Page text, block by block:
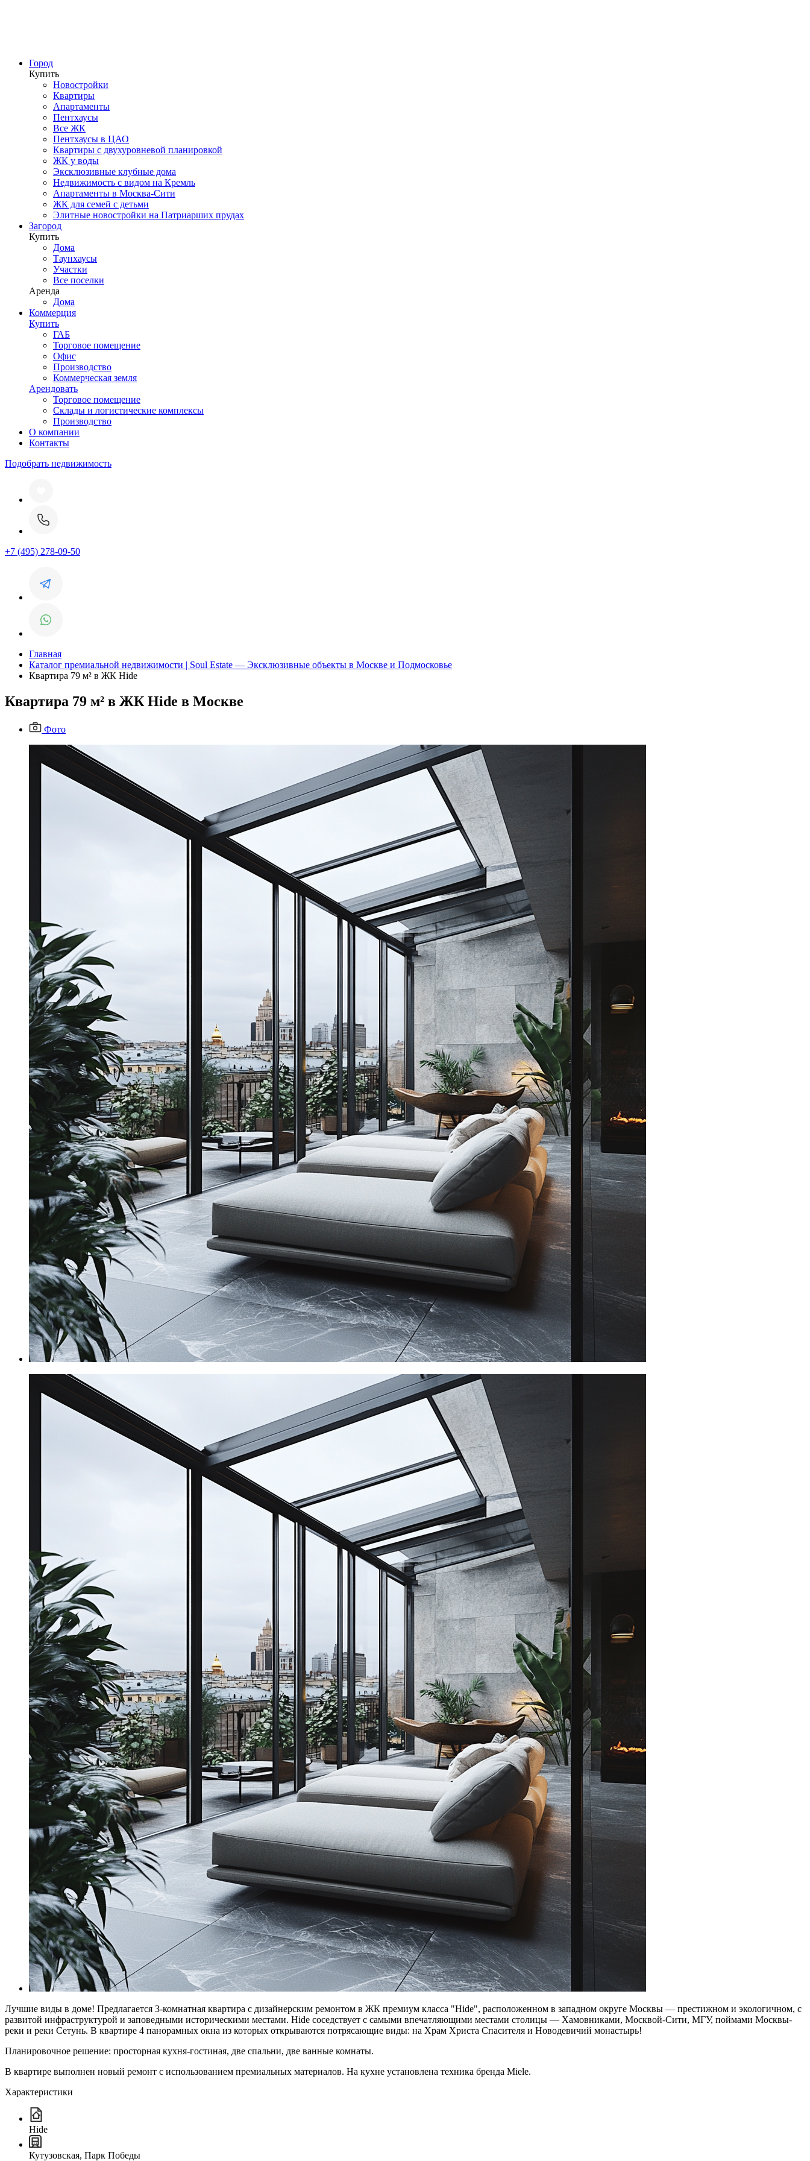
Город
Купить
Новостройки
Квартиры
Апартаменты
Пентхаусы
Все ЖК
Пентхаусы в ЦАО
Квартиры с двухуровневой планировкой
ЖК у воды
Эксклюзивные клубные дома
Недвижимость с видом на Кремль
Апартаменты в Москва-Сити
ЖК для семей с детьми
Элитные новостройки на Патриарших прудах
Загород
Купить
Дома
Таунхаусы
Участки
Все поселки
Аренда
Дома
Коммерция
Купить
ГАБ
Торговое помещение
Офис
Производство
Коммерческая земля
Арендовать
Торговое помещение
Склады и логистические комплексы
Производство
О компании
Контакты
Подобрать недвижимость
+7 (495) 278-09-50
Главная
Каталог премиальной недвижимости | Soul Estate — Эксклюзивные объекты в Москве и Подмосковье
Квартира 79 м² в ЖК Hide
Квартира 79 м² в ЖК Hide в Москве
Фото
Лучшие виды в доме! Предлагается 3-комнатная квартира с дизайнерским ремонтом в ЖК премиум класса "Hide", расположенном в западном округе Москвы — престижном и экологичном, с
развитой инфраструктурой и заповедными историческими местами. Hide соседствует с самыми впечатляющими местами столицы — Хамовниками, Москвой-Сити, МГУ, поймами Москвы-
реки и реки Сетунь. В квартире 4 панорамных окна из которых открываются потрясающие виды: на Храм Христа Спасителя и Новодевичий монастырь!
Планировочное решение: просторная кухня-гостиная, две спальни, две ванные комнаты.
В квартире выполнен новый ремонт с использованием премиальных материалов. На кухне установлена техника бренда Miele.
Характеристики
Hide
Кутузовская, Парк Победы